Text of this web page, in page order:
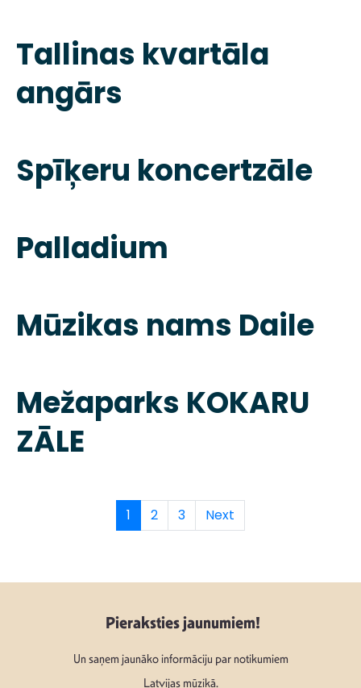
Tallinas kvartāla
angārs
Spīķeru koncertzāle
Palladium
Mūzikas nams Daile
Mežaparks KOKARU
ZĀLE
1 2 3 Next
Pieraksties jaunumiem!
Un saņem jaunāko informāciju par notikumiem
Latvijas mūzikā.